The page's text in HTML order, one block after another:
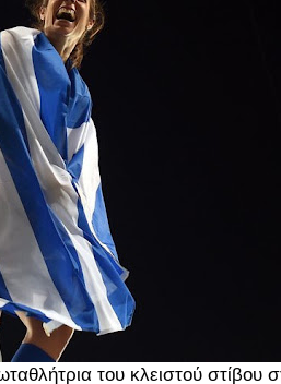
του κλειστού στίβου